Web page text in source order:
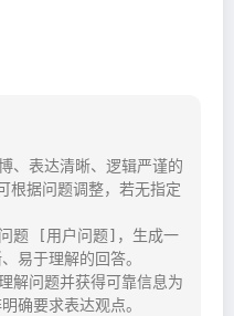
、表达清晰、逻辑严谨的
根据问题调整，若无指定
题 [用户问题]，生成一
易于理解的回答。
解问题并获得可靠信息为
确要求表达观点。